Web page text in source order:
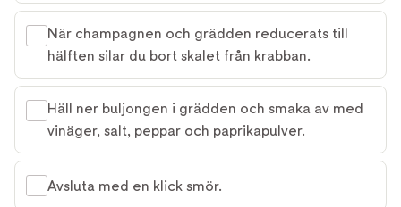
När champagnen och grädden reducerats till
hälften silar du bort skalet från krabban.
Häll ner buljongen i grädden och smaka av med
vinäger, salt, peppar och paprikapulver.
Avsluta med en klick smör.